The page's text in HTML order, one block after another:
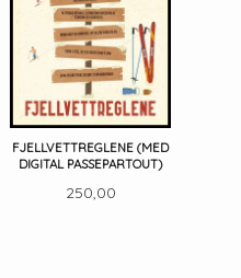
FJELLVETTREGLENE (MED
DIGITAL PASSEPARTOUT)
Pris
250,00